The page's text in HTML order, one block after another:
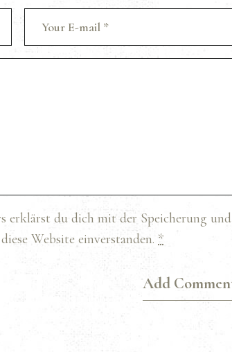
erklärst du dich mit der Speicherung und
Website einverstanden. *